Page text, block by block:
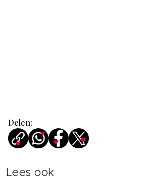
Delen:
Lees ook